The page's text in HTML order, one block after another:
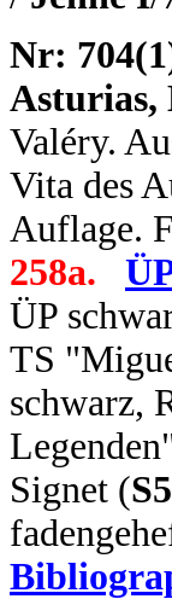
Nr:
Asturias,
Valéry.
Vita des
Auflage.
258a.
ÜP
TS
schwarz,
Signet (S5